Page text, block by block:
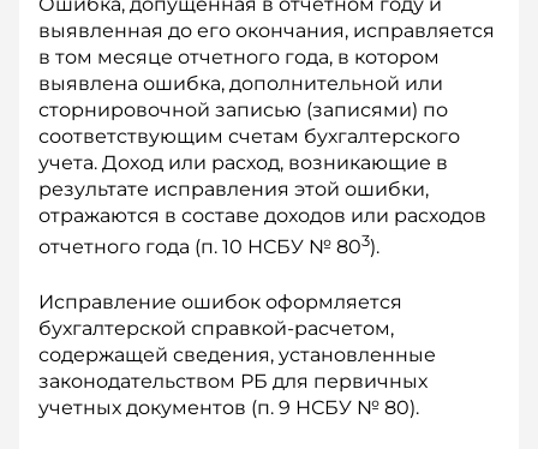
выявленная до его окончания, исправляется
в том месяце отчетного года, в котором
выявлена ошибка, дополнительной или
сторнировочной записью (записями) по
соответствующим счетам бухгалтерского
учета. Доход или расход, возникающие в
результате исправления этой ошибки,
отражаются в составе доходов или расходов
отчетного года (п. 10 НСБУ № 803).
Исправление ошибок оформляется
бухгалтерской справкой-расчетом,
содержащей сведения, установленные
законодательством РБ для первичных
учетных документов (п. 9 НСБУ № 80).